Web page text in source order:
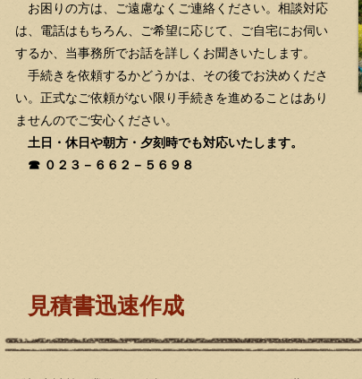
お困りの方は、ご遠慮なくご連絡ください。相談対応
は、電話はもちろん、ご希望に応じて、ご自宅にお伺い
するか、当事務所でお話を詳しくお聞きいたします。
手続きを依頼するかどうかは、その後でお決めくださ
い。正式なご依頼がない限り手続きを進めることはあり
ませんのでご安心ください。
土日・休日や朝方・夕刻時でも対応いたします。
☎ ０２３－６６２－５６９８
見積書迅速作成